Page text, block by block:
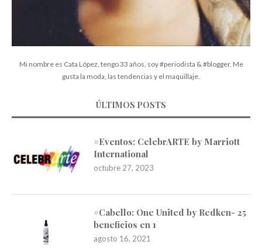
Mi nombre es Cata López, tengo 33 años, soy #periodista & #blogger. Me
gusta la moda, las tendencias y el maquillaje.
ÚLTIMOS POSTS
#Eventos: CelebrARTE by Marriott
International
octubre 27, 2023
#Cabello: One United by Redken- 25
beneficios en 1
agosto 16, 2021